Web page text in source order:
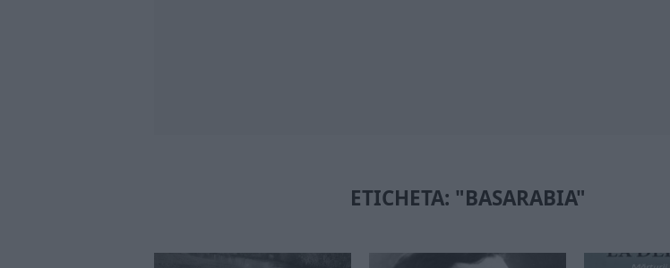
ETICHETA: "BASARABIA"